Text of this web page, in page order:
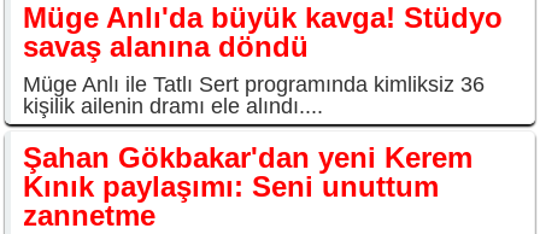
Müge Anlı'da büyük kavga! Stüdyo
savaş alanına döndü
Müge Anlı ile Tatlı Sert programında kimliksiz 36
kişilik ailenin dramı ele alındı....
Şahan Gökbakar'dan yeni Kerem
Kınık paylaşımı: Seni unuttum
zannetme